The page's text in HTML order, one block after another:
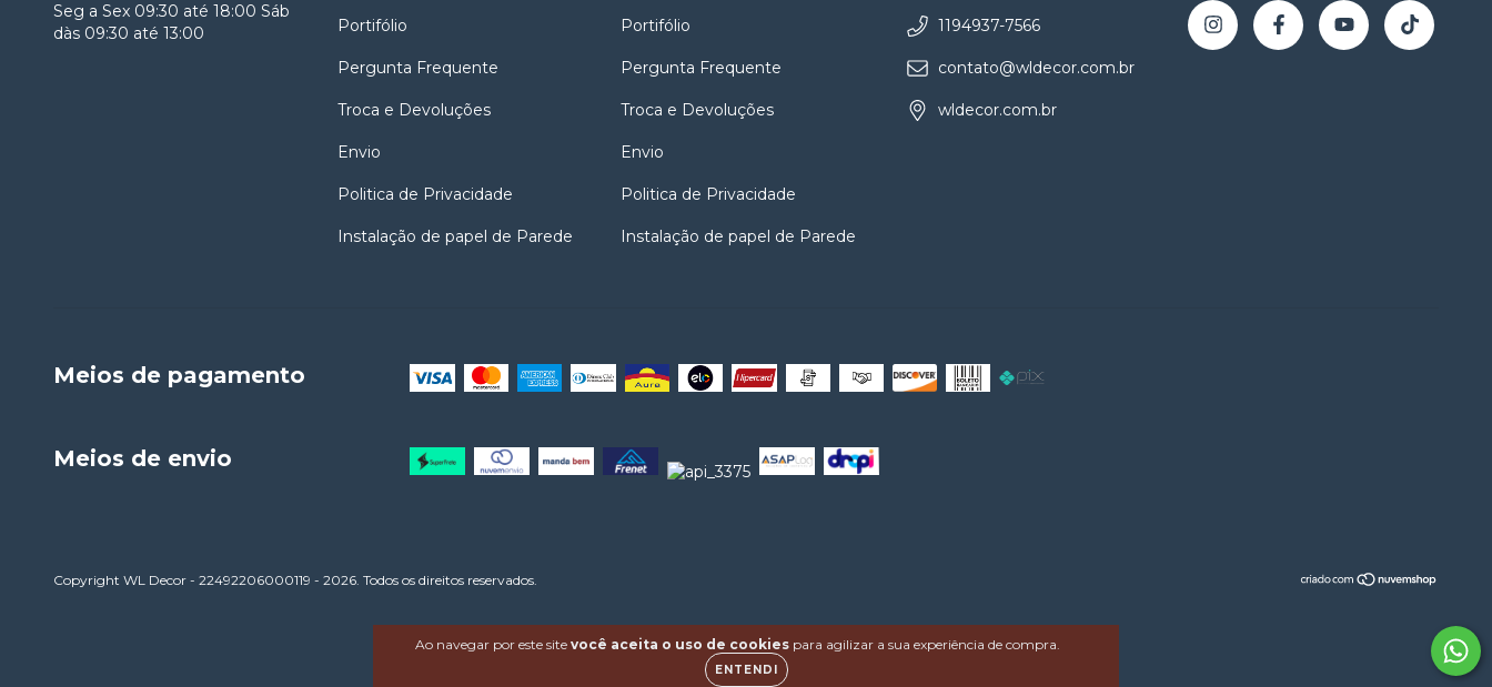
Ao navegar por este site você aceita o uso de cookiespara agilizar a sua experiência de compra.
ENTENDI
Seg a Sex 09:30 até 18:00 Sáb
dàs 09:30 até 13:00
Portifólio
Pergunta Frequente
Troca e Devoluções
Envio
Politica de Privacidade
Instalação de papel de Parede
Portifólio
Pergunta Frequente
Troca e Devoluções
Envio
Politica de Privacidade
Instalação de papel de Parede
1194937-7566
contato@wldecor.com.br
wldecor.com.br
Meios de pagamento
Meios de envio
Copyright WL Decor - 22492206000119 - 2026. Todos os direitos reservados.